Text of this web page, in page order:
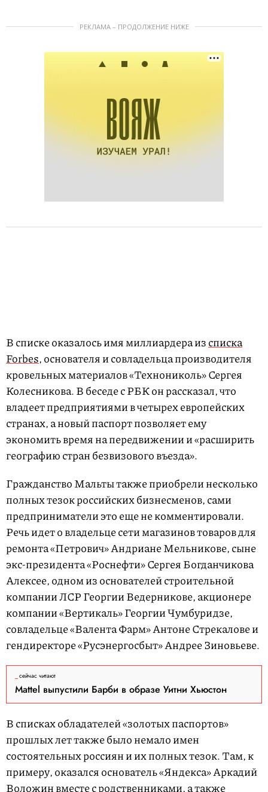
РЕКЛАМА – ПРОДОЛЖЕНИЕ НИЖЕ
В списке оказалось имя миллиардера изсписка
Forbes, основателя и совладельца производителя
кровельных материалов «Технониколь» Сергея
Колесникова. В беседе с РБК он рассказал, что
владеет предприятиями в четырех европейских
странах, а новый паспорт позволяет ему
экономить время на передвижении и «расширить
географию стран безвизового въезда».
Гражданство Мальты также приобрели несколько
полных тезок российских бизнесменов, сами
предприниматели это еще не комментировали.
Речь идет о владельце сети магазинов товаров для
ремонта «Петрович» Андриане Мельникове, сыне
экс-президента «Роснефти» Сергея Богданчикова
Алексее, одном из основателей строительной
компании ЛСР Георгии Ведерникове, акционере
компании «Вертикаль» Георгии Чумбуридзе,
совладельце «Валента Фарм» Антоне Стрекалове и
гендиректоре «Русэнергосбыт» Андрее Зиновьеве.
сейчас читают
Mattel выпустили Барби в образе Уитни Хьюстон
В списках обладателей «золотых паспортов»
прошлых лет также было немало имен
состоятельных россиян и их полных тезок. Там, к
примеру, оказался основатель «Яндекса» Аркадий
Воложин вместе с родственниками, а также